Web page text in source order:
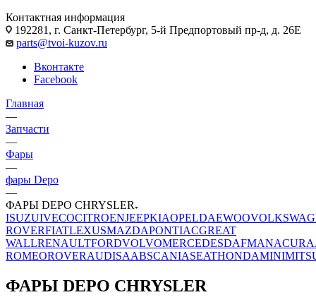
Контактная информация
192281, г. Санкт-Петербург, 5-й Предпортовый пр-д, д. 26Е
parts@tvoi-kuzov.ru
Вконтакте
Facebook
Главная
—
Запчасти
—
Фары
—
фары Depo
—
ФАРЫ DEPO CHRYSLER
ISUZUIVECOCITROENJEEPKIAOPELDAEWOO
ROVERFIATLEXUSMAZDAPONTIACGREAT
WALLRENAULTFORDVOLVOMERCEDESDAFMANACURA
ROMEOROVERAUDISAABSCANIASEATHONDAMINI
ФАРЫ DEPO CHRYSLER